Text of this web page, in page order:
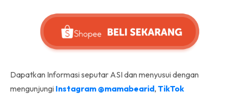
Dapatkan Informasi seputar ASI dan menyusui dengan
mengunjungi Instagram @mamabearid, TikTok